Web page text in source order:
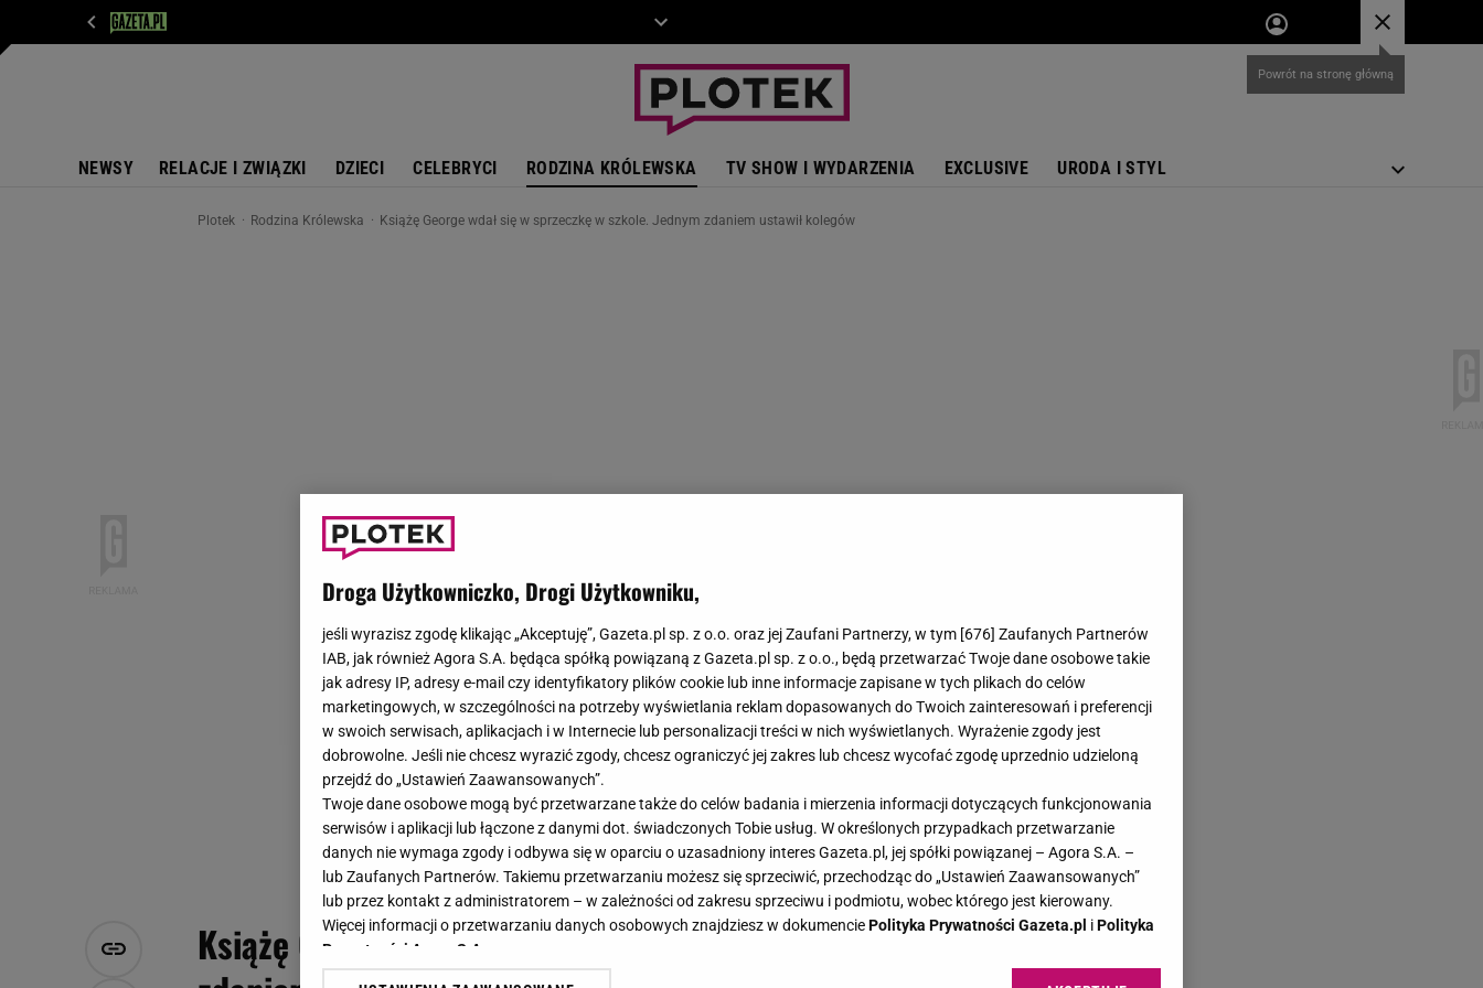
NEWSY RELACJE I ZWIĄZKI DZIECI CELEBRYCI RODZINA KRÓLEWSKA TV SHOW I WYDARZENIA EXCLUSIVE URODA I STYL
Plotek Rodzina Królewska Książę George wdał się w sprzeczkę w szkole. Jednym zdaniem ustawił kolegów
Książę George wdał się w sprzeczkę w szkole. Jednym
Droga Użytkowniczko, Drogi Użytkowniku,
jeśli wyrazisz zgodę klikając „Akceptuję”, Gazeta.pl sp. z o.o. oraz jej Zaufani Partnerzy, w tym [676] Zaufanych Partnerów
IAB, jak również Agora S.A. będąca spółką powiązaną z Gazeta.pl sp. z o.o., będą przetwarzać Twoje dane osobowe takie
jak adresy IP, adresy e-mail czy identyfikatory plików cookie lub inne informacje zapisane w tych plikach do celów
marketingowych, w szczególności na potrzeby wyświetlania reklam dopasowanych do Twoich zainteresowań i preferencji
w swoich serwisach, aplikacjach i w Internecie lub personalizacji treści w nich wyświetlanych. Wyrażenie zgody jest
dobrowolne. Jeśli nie chcesz wyrazić zgody, chcesz ograniczyć jej zakres lub chcesz wycofać zgodę uprzednio udzieloną
przejdź do „Ustawień Zaawansowanych”.
Twoje dane osobowe mogą być przetwarzane także do celów badania i mierzenia informacji dotyczących funkcjonowania
serwisów i aplikacji lub łączone z danymi dot. świadczonych Tobie usług. W określonych przypadkach przetwarzanie
danych nie wymaga zgody i odbywa się w oparciu o uzasadniony interes Gazeta.pl, jej spółki powiązanej – Agora S.A. –
lub Zaufanych Partnerów. Takiemu przetwarzaniu możesz się sprzeciwić, przechodząc do „Ustawień Zaawansowanych”
lub przez kontakt z administratorem – w zależności od zakresu sprzeciwu i podmiotu, wobec którego jest kierowany.
Więcej informacji o przetwarzaniu danych osobowych znajdziesz w dokumenciePolityka Prywatności Gazeta.pl iPolityka
Prywatności Agora S.A.